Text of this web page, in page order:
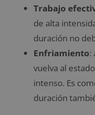
Trabajo
de alta
duración no
Enfriamiento:
vuelva al
intenso. Es
duración